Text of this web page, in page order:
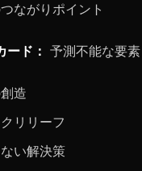
ながりポイント
ード： 予測不能な要素
造
リリーフ
い解決策